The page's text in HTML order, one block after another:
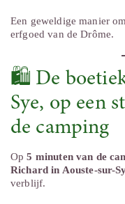
Een geweldige manier
erfgoed van de Drôme.
🛍️ De
Sye, op een
de camping
Op5 minuten van de
Richard in Aouste-sur-
verblijf.